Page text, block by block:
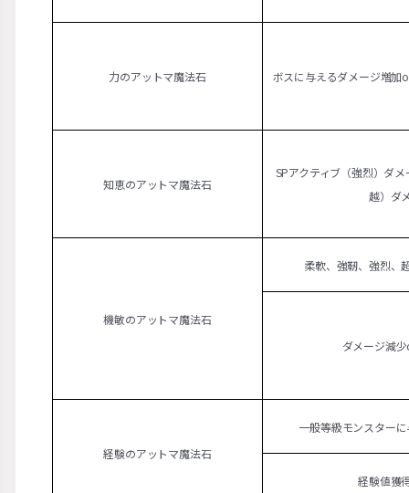
力のアットマ魔法石 ボスに与えるダメージ増加
知恵のアットマ魔法石
SPアクティブ（強烈）ダ
越）ダ
機敏のアットマ魔法石
柔軟、強靭、強烈、
ダメージ減
経験のアットマ魔法石
一般等級モンスター
経験値獲